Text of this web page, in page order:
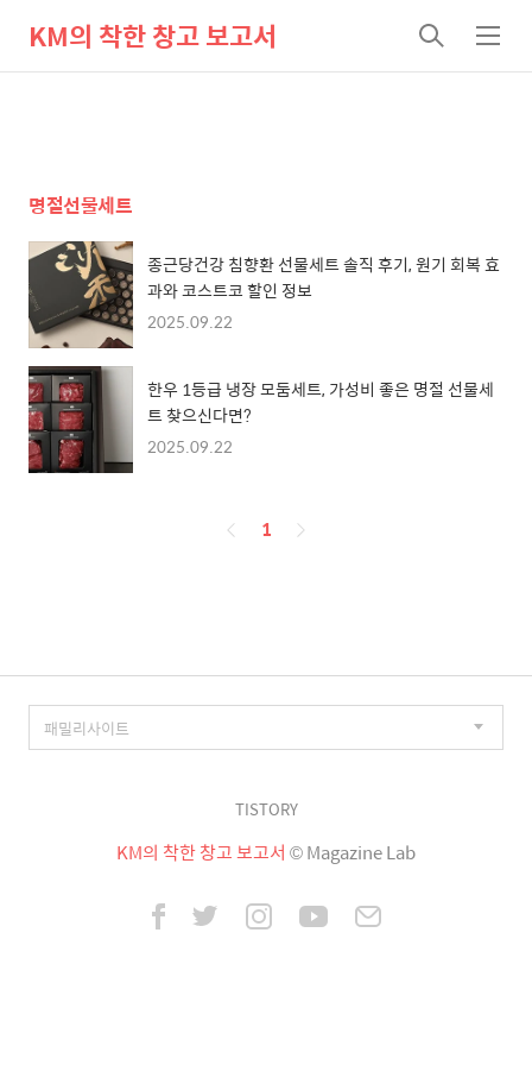
KM의 착한 창고 보고서
검
색
메
뉴
명절선물세트
종근당건강 침향환 선물세트 솔직 후기, 원기 회복 효
과와 코스트코 할인 정보
2025.09.22
한우 1등급 냉장 모둠세트, 가성비 좋은 명절 선물세
트 찾으신다면?
2025.09.22
페
1
TISTORY
KM의 착한 창고 보고서 © Magazine Lab